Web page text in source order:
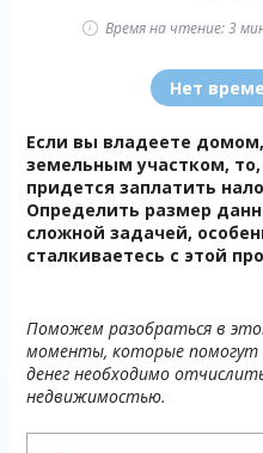
Время на чтение: 3
Нет
Если вы владеете
земельным участком, то,
придется заплатить
Определить размер
сложной задачей,
сталкиваетесь с этой
Поможем разобраться в
моменты, которые помогут
денег необходимо
недвижимостью.